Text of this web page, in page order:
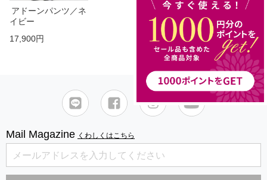
アドーンパンツ／ネ
イビー
17,900円
Mail Magazine くわしくはこちら